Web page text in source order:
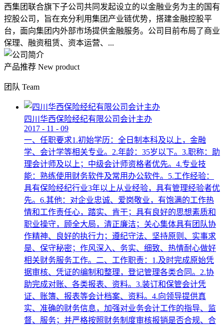
西集团联合旗下子公司共同发起设立的以金融业务为主的国有
控股公司，旨在充分利用集团产业链优势，搭建金融控股平
台，面向集团内外部市场提供金融服务。公司目前布局了商业
保理、融资租赁、资本运营、...
产品推荐 New product
团队 Team
四川华西保险经纪有限公司会计主办
2017 - 11 - 09
一、任职要求1.初始学历：全日制本科及以上，金融
学、会计学等相关专业。2.年龄：35岁以下。3.职称：助
理会计师及以上；中级会计师资格者优先。4.专业技
能：熟练使用财务软件及常用办公软件。5.工作经验：
具有保险经纪行业3年以上从业经验，具有管理经验者优
先。6.其他：对企业忠诚、爱岗敬业，有饱满的工作热
情和工作责任心，踏实、肯干；具有良好的思想素质和
职业操守，顾全大局，清正廉洁；关心集体具有团队协
作精神、良好的执行力；遵纪守法、坚持原则、实事求
是、保守秘密；作风深入、务实、细致、热情耐心做好
相关财务服务工作。二、工作职责：1.及时完成原始凭
据审核、凭证的编制和整理，登记管理各类合同。2.协
助完成对账、各类报表、资料。3.装订和保管会计凭
证、账簿、报表等会计档案、资料。4.向领导提供真
实、准确的财务信息，加强对业务会计工作的指导、监
督、服务；并严格按照财务制度审核报销是否合规、合